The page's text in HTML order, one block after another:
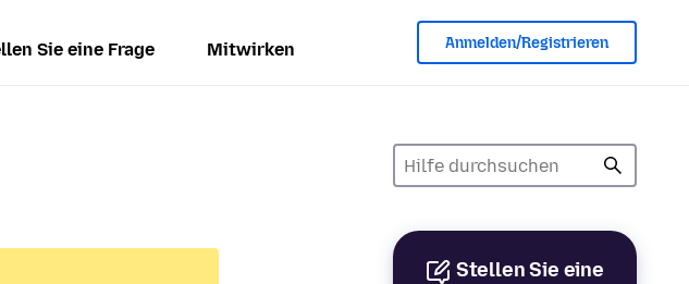
Sie eine Frage Mitwirken Anmelden/Registrieren
Stellen Sie eine